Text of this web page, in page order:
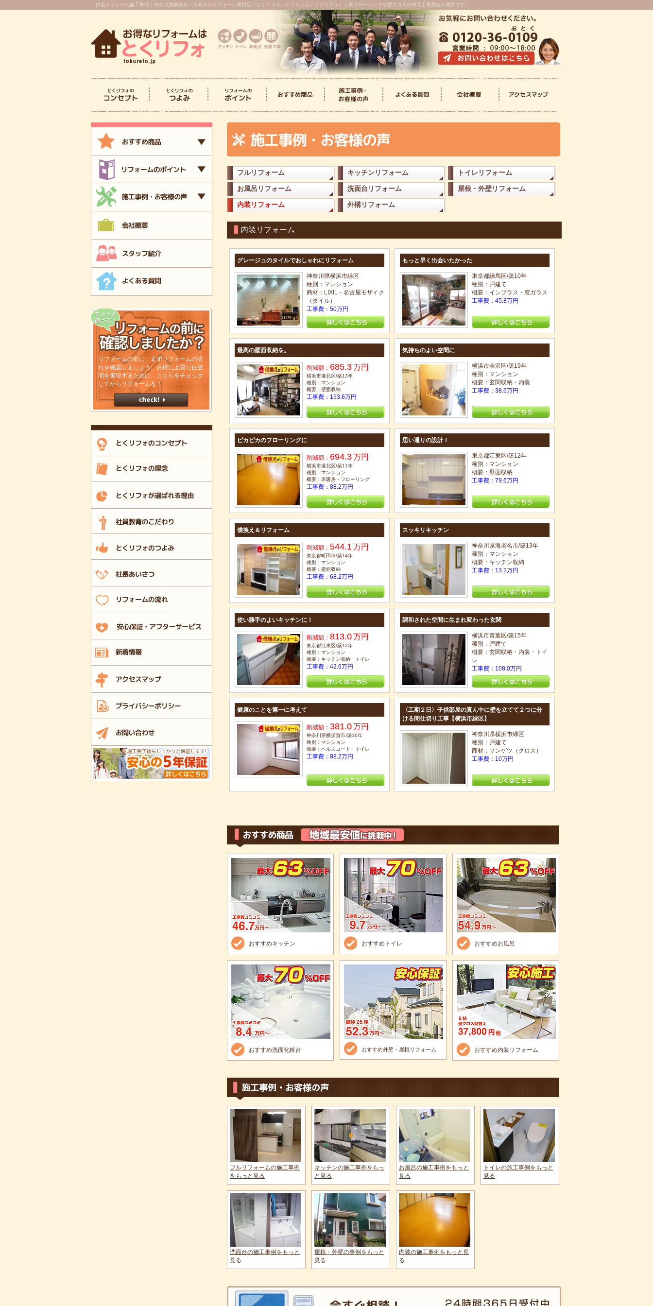
内装リフォーム施工事例｜神奈川県横浜市・川崎市のリフォーム専門店『とくリフォ／とくりふぉ／トクリフォ』｜床フローリングや壁クロスの内装工事実績が豊富です。
とくリフォのコンセプ とくリフォのつよみ
よくある質問 会社概要 アクセスマップ
リフォームの前に、まずリフォームの流
れを確認しましょう。お得に上質な住空
間を実現するために、こちらをチェック
してからリフォームを！
フルリフォーム キッチンリフォーム トイレリフォーム
お風呂リフォーム 洗面台リフォーム 屋根・外壁リフォーム
内装リフォーム 外構リフォーム
内装リフォーム
グレージュのタイルでおしゃれにリフォーム
神奈川県横浜市緑区
種別：マンション
商材：LIXIL・名古屋モザイク
（タイル）
工事費：50万円
もっと早く出会いたかった
東京都練馬区/築10年
種別：戸建て
概要：インプラス・窓ガラス
工事費：45.8万円
最高の壁面収納を。
削減額： 685.3万円
横浜市港北区/築13年
種別：マンション
概要：壁面収納
工事費：153.6万円
気持ちのよい空間に
横浜市金沢区/築19年
種別：マンション
概要：玄関収納・内装
工事費：38.6万円
ピカピカのフローリングに
削減額： 694.3万円
横浜市港北区/築11年
種別：マンション
概要：床暖房・フローリング
工事費：88.2万円
思い通りの設計！
東京都江東区/築12年
種別：マンション
概要：壁面収納
工事費：79.6万円
借換え＆リフォーム
削減額： 544.1万円
東京都町田市/築14年
種別：マンション
概要：壁面収納
工事費：68.2万円
スッキリキッチン
神奈川県海老名市/築13年
種別：マンション
概要：キッチン収納
工事費：13.2万円
使い勝手のよいキッチンに！
削減額： 813.0万円
東京都江東区/築12年
種別：マンション
概要：キッチン収納・トイレ
工事費：42.6万円
調和された空間に生まれ変わった玄関
横浜市青葉区/築15年
種別：戸建て
概要：玄関収納・内装・トイ
レ
工事費：108.0万円
健康のことを第一に考えて
削減額： 381.0万円
神奈川県横須賀市/築16年
種別：マンション
概要：ヘルスコート・トイレ
工事費：88.2万円
〈工期２日〉子供部屋の真ん中に壁を立てて２つに分
ける間仕切り工事【横浜市緑区】
神奈川県横浜市緑区
種別：戸建て
商材：サンゲツ（クロス）
工事費：10万円
おすすめキッチン おすすめトイレ おすすめお風呂
おすすめ洗面化粧台 おすすめ外壁・屋根リフォーム おすすめ内装リフォーム
フルリフォームの施工事例
をもっと見る
キッチンの施工事例をもっ
と見る
お風呂の施工事例をもっと
見る
トイレの施工事例をもっと
見る
洗面台の施工事例をもっと
見る
屋根・外壁の事例をもっと
見る
内装の施工事例をもっと見
る